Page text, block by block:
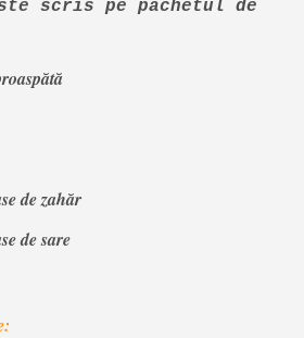
scris pe pachetul de
de zahăr
de sare